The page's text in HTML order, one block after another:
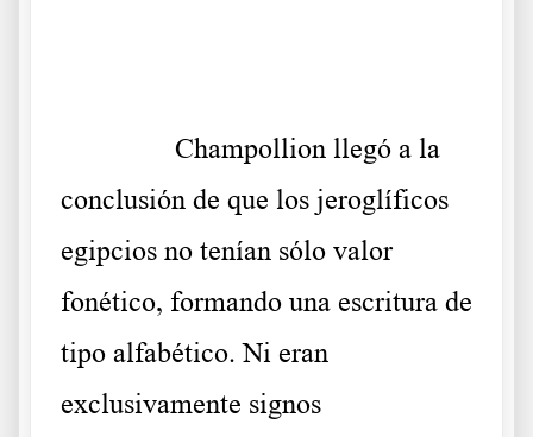
Champollion llegó a la
conclusión de que los jeroglíficos
egipcios no tenían sólo valor
fonético, formando una escritura de
tipo alfabético. Ni eran
exclusivamente signos